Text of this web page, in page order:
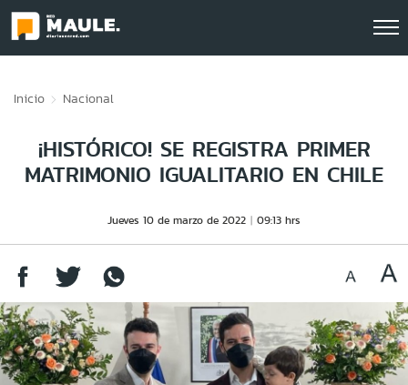
Inicio Nacional
¡HISTÓRICO! SE REGISTRA PRIMER
MATRIMONIO IGUALITARIO EN CHILE
Jueves 10 de marzo de 2022 09:13 hrs